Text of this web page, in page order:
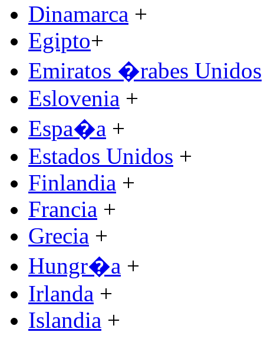
Dinamarca +
Egipto+
Emiratos �rabes Unidos
Eslovenia +
Espa�a +
Estados Unidos +
Finlandia +
Francia +
Grecia +
Hungr�a +
Irlanda +
Islandia +